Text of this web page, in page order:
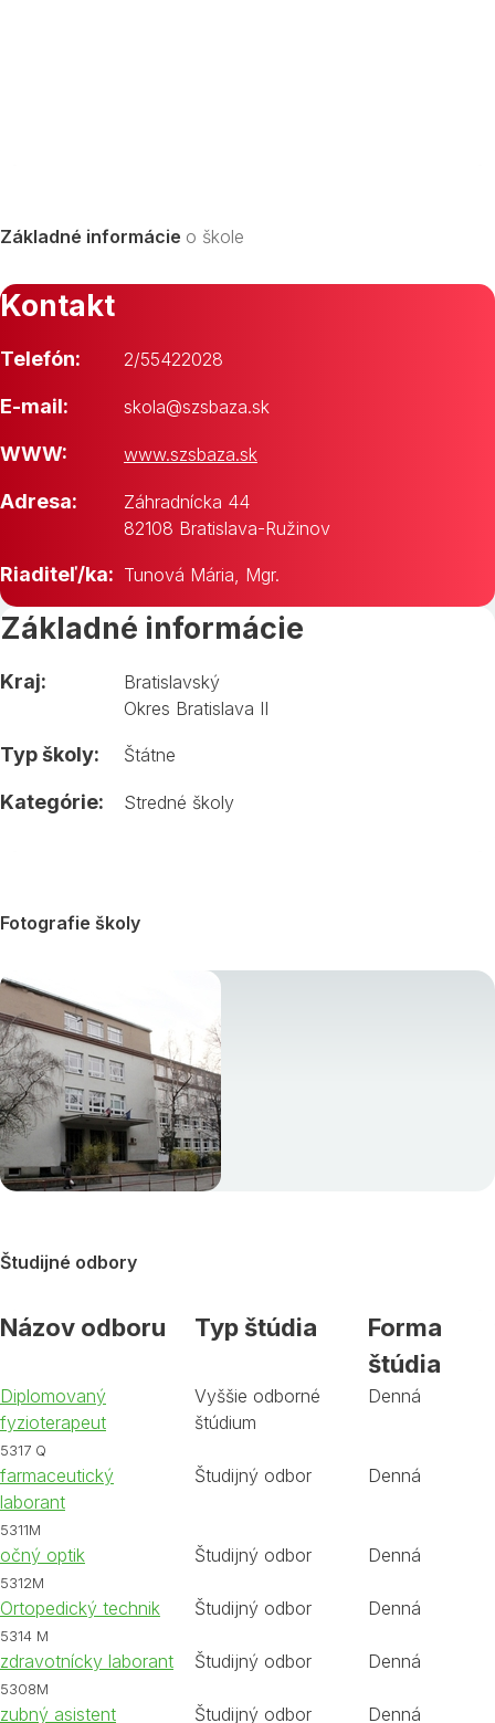
Základné informácie o škole
Kontakt
Telefón: 2/55422028
E-mail: skola@szsbaza.sk
WWW: www.szsbaza.sk
Adresa:
Záhradnícka 44
82108 Bratislava-Ružinov
Riaditeľ/ka: Tunová Mária, Mgr.
Základné informácie
Kraj:
Bratislavský
Okres Bratislava II
Typ školy: Štátne
Kategórie: Stredné školy
Fotografie školy
Študijné odbory
Názov odboru Typ štúdia
Forma
štúdia
Diplomovaný
fyzioterapeut
5317 Q
Vyššie odborné
štúdium
Denná
farmaceutický
laborant
5311M
Študijný odbor Denná
očný optik
5312M
Študijný odbor Denná
Ortopedický technik
5314 M
Študijný odbor Denná
zdravotnícky laborant
5308M
Študijný odbor Denná
zubný asistent Študijný odbor Denná